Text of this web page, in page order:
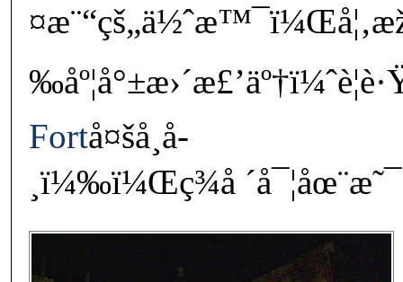
Fortå¤šå­¸å­
¸ï¼‰ï¼Œç¾å